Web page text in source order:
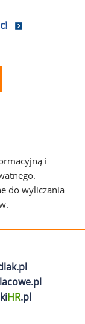
i
do wyliczania
HR.pl